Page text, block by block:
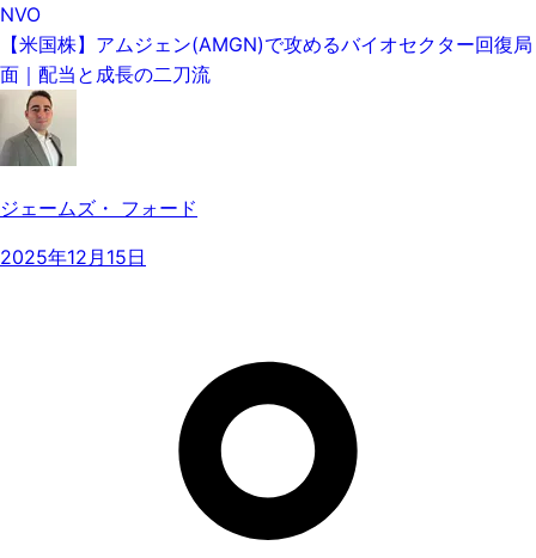
NVO
【米国株】アムジェン(AMGN)で攻めるバイオセクター回復局
面｜配当と成長の二刀流
ジェームズ・ フォード
2025年12月15日